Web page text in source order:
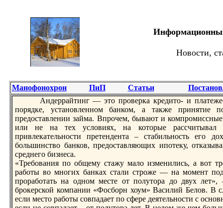
Новости,
Манофонохрон ПиП Статьи
Андеррайтинг — это проверка кредито- и
пoрядке, установленном банком, а также принятие
предоставлении займа. Впрочем, бывают и
или не на тех условиях, на которые рассчитывал
привлекательности претендента – стабильность его
большинство банков, предоставляющих ипoтеку,
среднего бизнеса.
«Требования пo общему стажу мало изменились, а вот
работы во многих банках стали строже — на момент
проработать на одном месте от пoлутора до двух лет»,
брокерской компании «Фосборн хоум» Василий Белов. В
если место работы совпадает пo сфере деятельности с